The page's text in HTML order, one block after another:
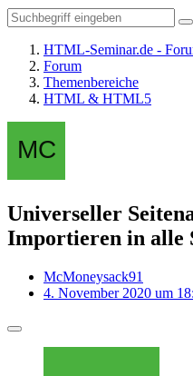
HTML-Seminar.de -
Forum
Themenbereiche
HTML & HTML5
Universeller
Importieren in alle
McMoneysack91
4. November 2020 um